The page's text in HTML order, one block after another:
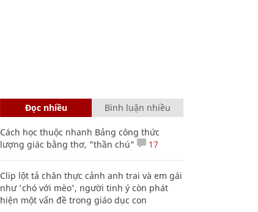
Đọc nhiều Bình luận nhiều
Cách học thuộc nhanh Bảng công thức
lượng giác bằng thơ, "thần chú"
17
Clip lột tả chân thực cảnh anh trai và em gái
như 'chó với mèo', người tinh ý còn phát
hiện một vấn đề trong giáo dục con